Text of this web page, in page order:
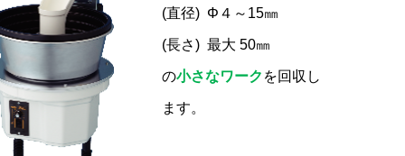
(直径) Φ４～15㎜
(長さ) 最大 50㎜
の小さなワーク を回収し
ます。